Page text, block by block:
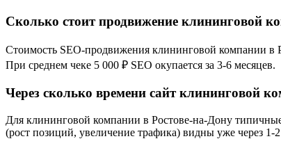
Сколько стоит продвижение клининговой
Стоимость SEO-продвижения клининговой компании в
При среднем чеке 5 000 ₽ SEO окупается за 3-6 месяцев.
Через сколько времени сайт клининговой
Для клининговой компании в Ростове-на-Дону
(рост позиций, увеличение трафика) видны уже через 1-